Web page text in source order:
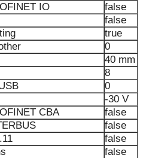
IO
false
false
true
0
40 mm
8
0
-30 V
CBA
false
false
false
false